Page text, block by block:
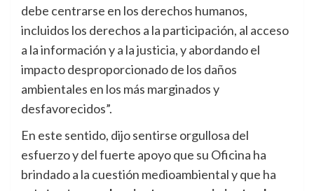
debe centrarse en los derechos humanos,
incluidos los derechos a la participación, al acceso
a la información y a la justicia, y abordando el
impacto desproporcionado de los daños
ambientales en los más marginados y
desfavorecidos”.
En este sentido, dijo sentirse orgullosa del
esfuerzo y del fuerte apoyo que su Oficina ha
brindado a la cuestión medioambiental y que ha